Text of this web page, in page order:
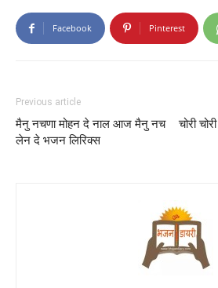
Facebook Pinterest
Previous article
मैनु नचणा मोहन दे नाल आज मैनु नच
लेन दे भजन लिरिक्स
चोरी